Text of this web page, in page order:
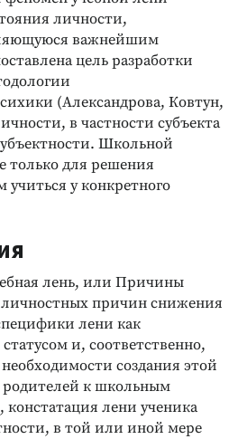
личности,
важнейшим
цель разработки
(Александрова, Ковтун,
в частности субъекта
Школьной
только для решения
учиться у конкретного
лень, или Причины
причин снижения
лени как
и, соответственно,
создания этой
родителей к школьным
констатация лени ученика
в той или иной мере